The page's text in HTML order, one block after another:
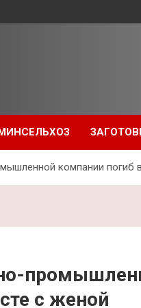
компании погиб
с женой